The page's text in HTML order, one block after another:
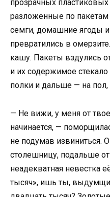
прозрачных
разложенные по
семги, домашние ягоды и
превратились в
кашу. Пакеты вздулись
и их содержимое
полки и дальше — на
— Не вижи, у меня от
начинается, —
не подумав извиниться.
столешницу, подальше от
неадекватная невестка
тысяч», ишь ты,